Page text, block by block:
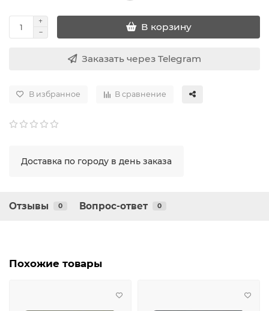
В корзину
Заказать через Telegram
В избранное В сравнение
Доставка по городу в день заказа
Отзывы 0 Вопрос-ответ 0
Похожие товары